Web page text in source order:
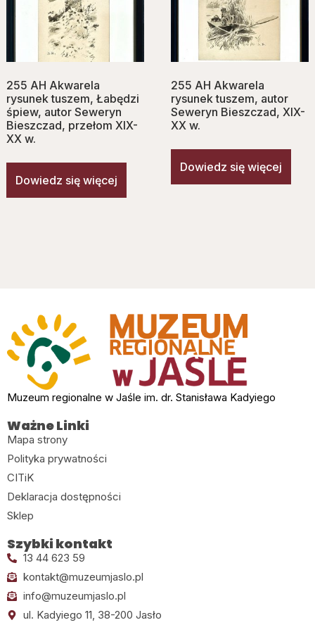
255 AH Akwarela
rysunek tuszem, Łabędzi
śpiew, autor Seweryn
Bieszczad, przełom XIX-
XX w.
Dowiedz się więcej
255 AH Akwarela
rysunek tuszem, autor
Seweryn Bieszczad, XIX-
XX w.
Dowiedz się więcej
Muzeum regionalne w Jaśle im. dr. Stanisława Kadyiego
Ważne Linki
Mapa strony
Polityka prywatności
CITiK
Deklaracja dostępności
Sklep
Szybki kontakt
13 44 623 59
kontakt@muzeumjaslo.pl
info@muzeumjaslo.pl
ul. Kadyiego 11, 38-200 Jasło